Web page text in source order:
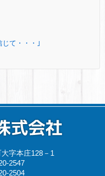
て・・・｣
字本庄128－1
2547
2504